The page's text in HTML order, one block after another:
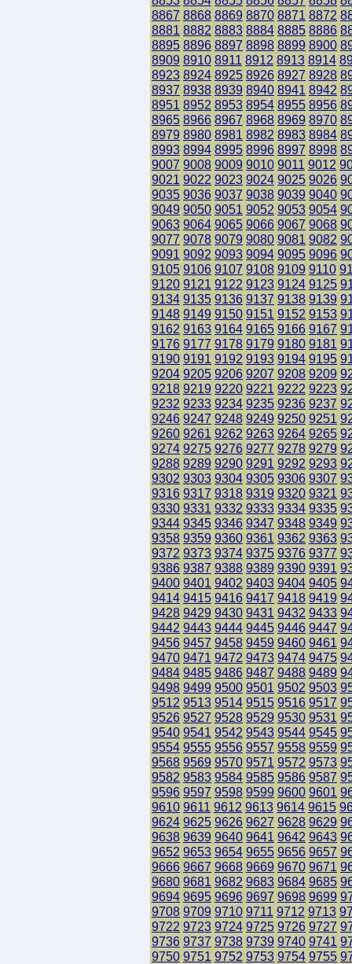
8867 8868 8869 8870 8871 8872
8881 8882 8883 8884 8885 8886
8895 8896 8897 8898 8899 8900
8909 8910 8911 8912 8913 8914
8923 8924 8925 8926 8927 8928
8937 8938 8939 8940 8941 8942
8951 8952 8953 8954 8955 8956
8965 8966 8967 8968 8969 8970
8979 8980 8981 8982 8983 8984
8993 8994 8995 8996 8997 8998
9007 9008 9009 9010 9011 9012
9021 9022 9023 9024 9025 9026
9035 9036 9037 9038 9039 9040
9049 9050 9051 9052 9053 9054
9063 9064 9065 9066 9067 9068
9077 9078 9079 9080 9081 9082
9091 9092 9093 9094 9095 9096
9105 9106 9107 9108 9109 9110
9120 9121 9122 9123 9124 9125
9134 9135 9136 9137 9138 9139
9148 9149 9150 9151 9152 9153
9162 9163 9164 9165 9166 9167
9176 9177 9178 9179 9180 9181
9190 9191 9192 9193 9194 9195
9204 9205 9206 9207 9208 9209
9218 9219 9220 9221 9222 9223
9232 9233 9234 9235 9236 9237
9246 9247 9248 9249 9250 9251
9260 9261 9262 9263 9264 9265
9274 9275 9276 9277 9278 9279
9288 9289 9290 9291 9292 9293
9302 9303 9304 9305 9306 9307
9316 9317 9318 9319 9320 9321
9330 9331 9332 9333 9334 9335
9344 9345 9346 9347 9348 9349
9358 9359 9360 9361 9362 9363
9372 9373 9374 9375 9376 9377
9386 9387 9388 9389 9390 9391
9400 9401 9402 9403 9404 9405
9414 9415 9416 9417 9418 9419
9428 9429 9430 9431 9432 9433
9442 9443 9444 9445 9446 9447
9456 9457 9458 9459 9460 9461
9470 9471 9472 9473 9474 9475
9484 9485 9486 9487 9488 9489
9498 9499 9500 9501 9502 9503
9512 9513 9514 9515 9516 9517
9526 9527 9528 9529 9530 9531
9540 9541 9542 9543 9544 9545
9554 9555 9556 9557 9558 9559
9568 9569 9570 9571 9572 9573
9582 9583 9584 9585 9586 9587
9596 9597 9598 9599 9600 9601
9610 9611 9612 9613 9614 9615
9624 9625 9626 9627 9628 9629
9638 9639 9640 9641 9642 9643
9652 9653 9654 9655 9656 9657
9666 9667 9668 9669 9670 9671
9680 9681 9682 9683 9684 9685
9694 9695 9696 9697 9698 9699
9708 9709 9710 9711 9712 9713
9722 9723 9724 9725 9726 9727
9736 9737 9738 9739 9740 9741
9750 9751 9752 9753 9754 9755